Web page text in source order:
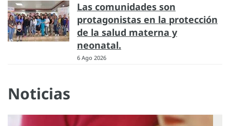
Las comunidades son
protagonistas en la protección
de la salud materna y
neonatal.
6 Ago 2026
Noticias